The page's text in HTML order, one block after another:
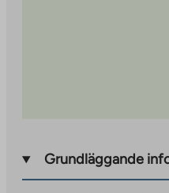
Grundläggande